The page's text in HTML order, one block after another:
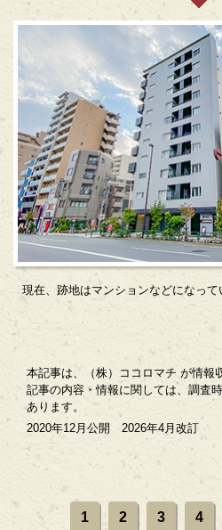
現在、跡地はマンションなどになって
本記事は、（株）ココロマチ が情報
記事の内容・情報に関しては、調査
あります。
2020年12月公開 2026年4月改訂
1 2 3 4